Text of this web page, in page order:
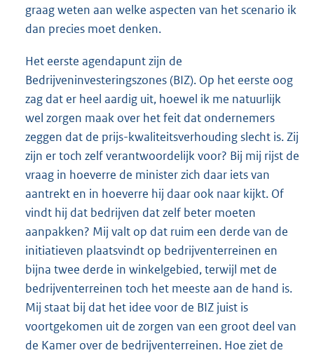
graag weten aan welke aspecten van het scenario ik
dan precies moet denken.
Het eerste agendapunt zijn de
Bedrijveninvesteringszones (BIZ). Op het eerste oog
zag dat er heel aardig uit, hoewel ik me natuurlijk
wel zorgen maak over het feit dat ondernemers
zeggen dat de prijs-kwaliteitsverhouding slecht is. Zij
zijn er toch zelf verantwoordelijk voor? Bij mij rijst de
vraag in hoeverre de minister zich daar iets van
aantrekt en in hoeverre hij daar ook naar kijkt. Of
vindt hij dat bedrijven dat zelf beter moeten
aanpakken? Mij valt op dat ruim een derde van de
initiatieven plaatsvindt op bedrijventerreinen en
bijna twee derde in winkelgebied, terwijl met de
bedrijventerreinen toch het meeste aan de hand is.
Mij staat bij dat het idee voor de BIZ juist is
voortgekomen uit de zorgen van een groot deel van
de Kamer over de bedrijventerreinen. Hoe ziet de